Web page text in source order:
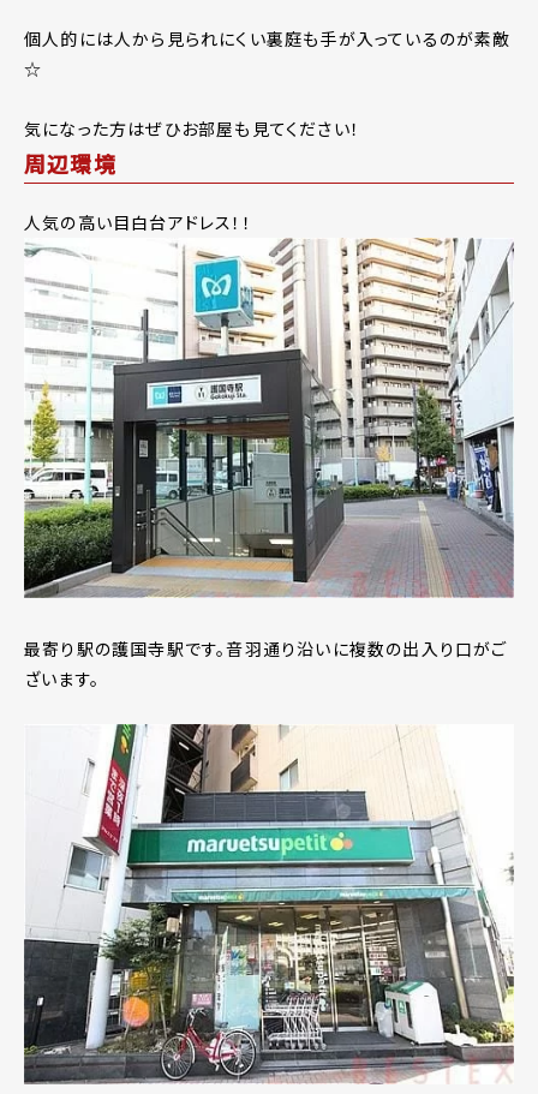
個人的には人から見られにくい裏庭も手が入っているのが素敵
☆
気になった方はぜひお部屋も見てください！
周辺環境
人気の高い目白台アドレス！！
最寄り駅の護国寺駅です。音羽通り沿いに複数の出入り口がご
ざいます。